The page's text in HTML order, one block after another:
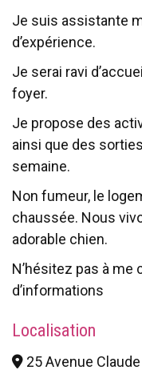
Je suis assistante
d’expérience.
Je serai ravi
foyer.
Je propose des
ainsi que des
semaine.
Non fumeur, le
chaussée. Nous
adorable chien.
N’hésitez pas à
d’informations
Localisation
25 Avenue